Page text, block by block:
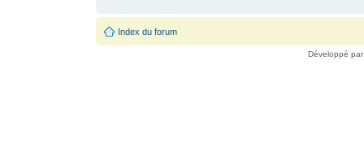
Index du forum
Développé